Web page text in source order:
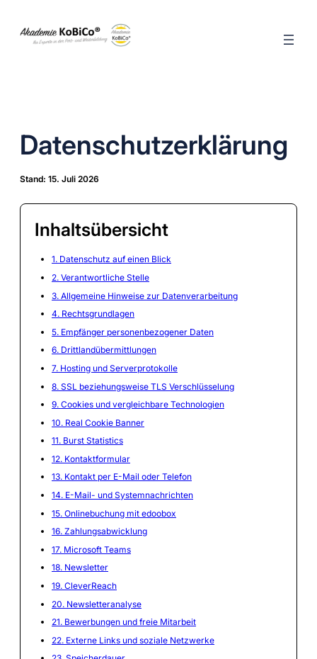
springen
Datenschutzerklärung
Stand: 15. Juli 2026
Inhaltsübersicht
1. Datenschutz auf einen Blick
2. Verantwortliche Stelle
3. Allgemeine Hinweise zur Datenverarbeitung
4. Rechtsgrundlagen
5. Empfänger personenbezogener Daten
6. Drittlandübermittlungen
7. Hosting und Serverprotokolle
8. SSL beziehungsweise TLS Verschlüsselung
9. Cookies und vergleichbare Technologien
10. Real Cookie Banner
11. Burst Statistics
12. Kontaktformular
13. Kontakt per E-Mail oder Telefon
14. E-Mail- und Systemnachrichten
15. Onlinebuchung mit edoobox
16. Zahlungsabwicklung
17. Microsoft Teams
18. Newsletter
19. CleverReach
20. Newsletteranalyse
21. Bewerbungen und freie Mitarbeit
22. Externe Links und soziale Netzwerke